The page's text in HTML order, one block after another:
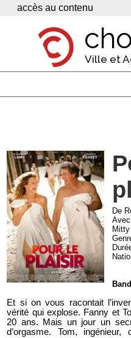
Panneau de gestion des cookies
accès au contenu
Ville et
Economie
Services
Contacts
De
Et si on vous racontait
vérité qui explose. Fanny et
20 ans. Mais un jour un
d’orgasme. Tom,